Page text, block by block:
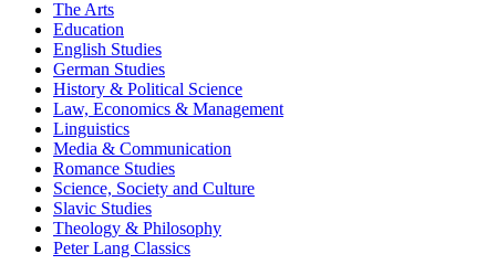
The Arts
Education
English Studies
German Studies
History & Political Science
Law, Economics & Management
Linguistics
Media & Communication
Romance Studies
Science, Society and Culture
Slavic Studies
Theology & Philosophy
Peter Lang Classics